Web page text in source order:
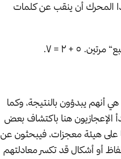
المحرك أن ينقب عن كلمات
٥ + ٢ = ٧.
أنهم يبدؤون بالنتيجة، وكما
الإعجازيون هنا باكتشاف بعض
على هيئة معجزات، فيبحثون عن
أو أشكال قد تكسر معادلتهم